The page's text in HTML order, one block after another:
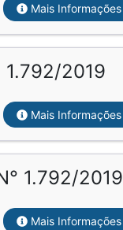
Mais Informações
1.792/2019
Mais Informações
1.792/2019
Mais Informações